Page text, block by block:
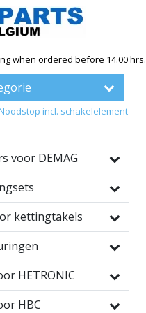
when ordered before 14.00 hrs.
incl. schakelelement
voor DEMAG
kettingtakels
HETRONIC
HBC